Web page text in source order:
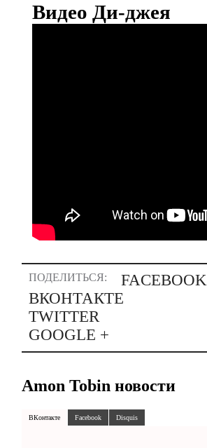
Видео Ди-джея
ПОДЕЛИТЬСЯ:
FACEBOOK
ВКОНТАКТЕ
TWITTER
GOOGLE +
Amon Tobin новости
ВКонтакте Facebook Disquis